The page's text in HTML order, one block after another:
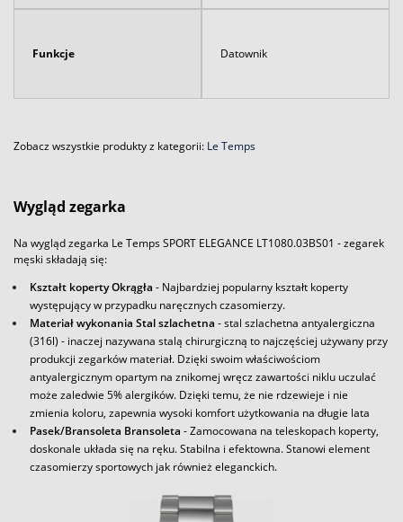
Funkcje Datownik
Zobacz wszystkie produkty z kategorii: Le Temps
Wygląd zegarka
Na wygląd zegarka Le Temps SPORT ELEGANCE LT1080.03BS01 - zegarek
męski składają się:
Kształt koperty Okrągła - Najbardziej popularny kształt koperty
występujący w przypadku naręcznych czasomierzy.
Materiał wykonania Stal szlachetna - stal szlachetna antyalergiczna
(316l) - inaczej nazywana stalą chirurgiczną to najczęściej używany przy
produkcji zegarków materiał. Dzięki swoim właściwościom
antyalergicznym opartym na znikomej wręcz zawartości niklu uczulać
może zaledwie 5% alergików. Dzięki temu, że nie rdzewieje i nie
zmienia koloru, zapewnia wysoki komfort użytkowania na długie lata
Pasek/Bransoleta Bransoleta - Zamocowana na teleskopach koperty,
doskonale układa się na ręku. Stabilna i efektowna. Stanowi element
czasomierzy sportowych jak również eleganckich.